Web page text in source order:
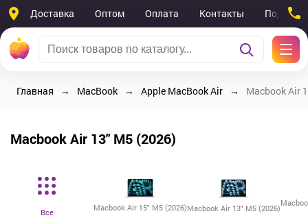
Доставка Оптом Оплата Контакты
Главная MacBook Apple MacBook Air Macbook Air
Macbook Air 13" M5 (2026)
Все Macbook Air 15" M5 (2026)Macbook Air 13" M5 (2026)